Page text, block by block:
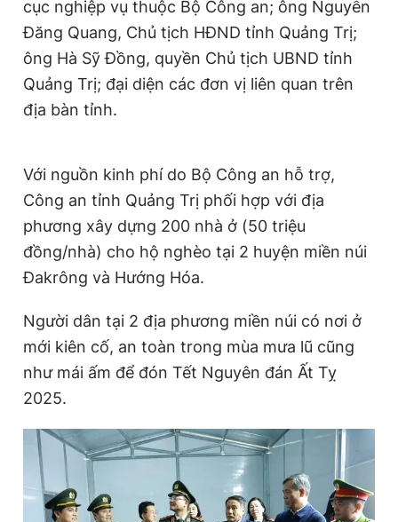
Giấy phép xuất bản số 110/GP - BTTTT cấp ngày 24.3.2020
© 2003-2026 Bản quyền thuộc về Báo Thanh Niên. Cấm sao
chép dưới mọi hình thức nếu không có sự chấp thuận bằng văn
bản. Phát triển bởi ePi Technologies, JSC.
cục nghiệp vụ thuộc Bộ Công an; ông Nguyễn
Đăng Quang, Chủ tịch HĐND tỉnh Quảng Trị;
ông Hà Sỹ Đồng, quyền Chủ tịch UBND tỉnh
Quảng Trị; đại diện các đơn vị liên quan trên
địa bàn tỉnh.
Với nguồn kinh phí do Bộ Công an hỗ trợ,
Công an tỉnh Quảng Trị phối hợp với địa
phương xây dựng 200 nhà ở (50 triệu
đồng/nhà) cho hộ nghèo tại 2 huyện miền núi
Đakrông và Hướng Hóa.
Người dân tại 2 địa phương miền núi có nơi ở
mới kiên cố, an toàn trong mùa mưa lũ cũng
như mái ấm để đón Tết Nguyên đán Ất Tỵ
2025.